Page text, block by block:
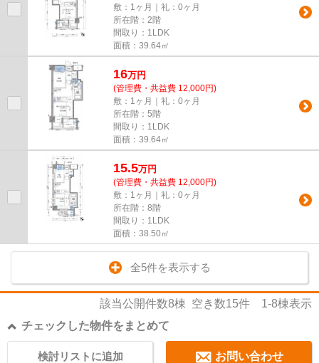
敷：1ヶ月｜礼：0ヶ月
所在階：2階
間取り：1LDK
面積：39.64㎡
16万円
(管理費・共益費 12,000円)
敷：1ヶ月｜礼：0ヶ月
所在階：5階
間取り：1LDK
面積：39.64㎡
15.5万円
(管理費・共益費 12,000円)
敷：1ヶ月｜礼：0ヶ月
所在階：8階
間取り：1LDK
面積：38.50㎡
全5件を表示する
該当公開件数8棟 空き数15件 1-8棟表示
チェックした物件をまとめて
お問い合わせ
検討リストに追加